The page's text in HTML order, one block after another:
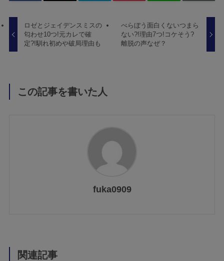
ロゼとジェイデンスミスの
匂わせ10つ!元カレで確
定?!馴れ初めや破局理由も
べらぼう面白くないつまら
ない?!理由7つ!コケそう?
離脱の声なぜ？
この記事を書いた人
fuka0909
関連記事